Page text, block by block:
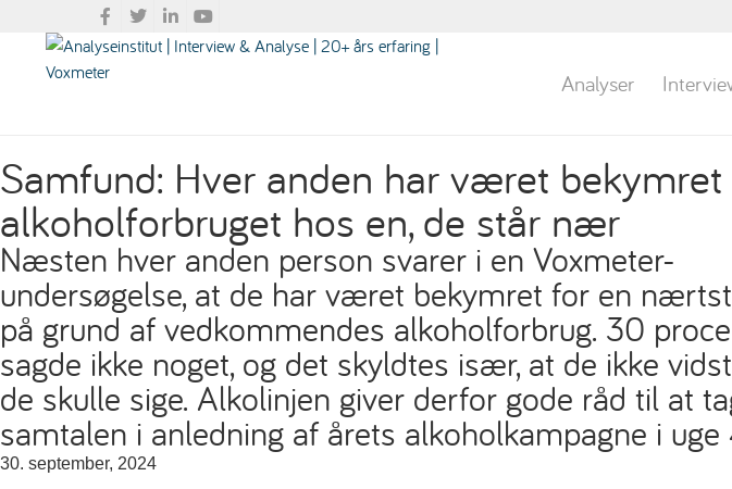
Analyser
Samfund: Hver anden har været
alkoholforbruget hos en, de står nær
Næsten hver anden person svarer i en Voxmeter-
undersøgelse, at de har været bekymret for en
på grund af vedkommendes alkoholforbrug. 30
sagde ikke noget, og det skyldtes især, at de ikke
de skulle sige. Alkolinjen giver derfor gode råd til at
samtalen i anledning af årets alkoholkampagne i uge
30. september, 2024